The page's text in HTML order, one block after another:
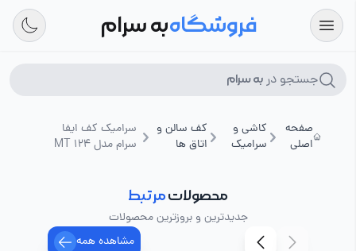
فروشگاهبه سرام
جستجو در به سرام
صفحه
اصلی
کاشی و
سرامیک
کف سالن و
اتاق ها
سرامیک کف ایفا
سرام مدل MT 124
محصولاتمرتبط
جدیدترین و بروزترین محصولات
مشاهده همه